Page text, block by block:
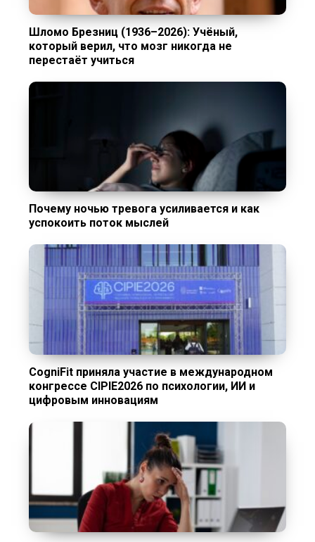
Шломо Брезниц (1936–2026): Учёный,
который верил, что мозг никогда не
перестаёт учиться
Почему ночью тревога усиливается и как
успокоить поток мыслей
CogniFit приняла участие в международном
конгрессе CIPIE2026 по психологии, ИИ и
цифровым инновациям